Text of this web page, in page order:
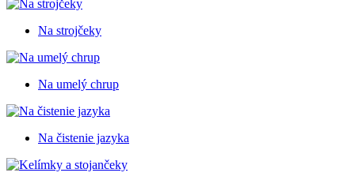
Na strojčeky
Na umelý chrup
Na čistenie jazyka